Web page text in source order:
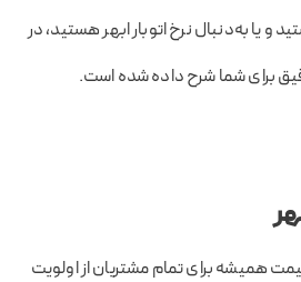
و یا به‌دنبال نرخ اتوبار ابهر هستید، در
برای شما شرح داده شده است.
همیشه برای تمام مشتریان از اولویت